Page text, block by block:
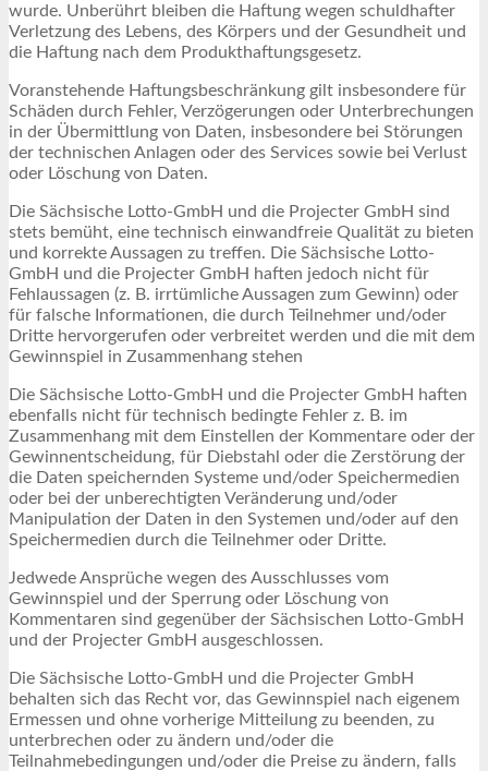
wurde. Unberührt bleiben die Haftung wegen schuldhafter
Verletzung des Lebens, des Körpers und der Gesundheit und
die Haftung nach dem Produkthaftungsgesetz.
Voranstehende Haftungsbeschränkung gilt insbesondere für
Schäden durch Fehler, Verzögerungen oder Unterbrechungen
in der Übermittlung von Daten, insbesondere bei Störungen
der technischen Anlagen oder des Services sowie bei Verlust
oder Löschung von Daten.
Die Sächsische Lotto-GmbH und die Projecter GmbH sind
stets bemüht, eine technisch einwandfreie Qualität zu bieten
und korrekte Aussagen zu treffen. Die Sächsische Lotto-
GmbH und die Projecter GmbH haften jedoch nicht für
Fehlaussagen (z. B. irrtümliche Aussagen zum Gewinn) oder
für falsche Informationen, die durch Teilnehmer und/oder
Dritte hervorgerufen oder verbreitet werden und die mit dem
Gewinnspiel in Zusammenhang stehen
Die Sächsische Lotto-GmbH und die Projecter GmbH haften
ebenfalls nicht für technisch bedingte Fehler z. B. im
Zusammenhang mit dem Einstellen der Kommentare oder der
Gewinnentscheidung, für Diebstahl oder die Zerstörung der
die Daten speichernden Systeme und/oder Speichermedien
oder bei der unberechtigten Veränderung und/oder
Manipulation der Daten in den Systemen und/oder auf den
Speichermedien durch die Teilnehmer oder Dritte.
Jedwede Ansprüche wegen des Ausschlusses vom
Gewinnspiel und der Sperrung oder Löschung von
Kommentaren sind gegenüber der Sächsischen Lotto-GmbH
und der Projecter GmbH ausgeschlossen.
Die Sächsische Lotto-GmbH und die Projecter GmbH
behalten sich das Recht vor, das Gewinnspiel nach eigenem
Ermessen und ohne vorherige Mitteilung zu beenden, zu
unterbrechen oder zu ändern und/oder die
Teilnahmebedingungen und/oder die Preise zu ändern, falls